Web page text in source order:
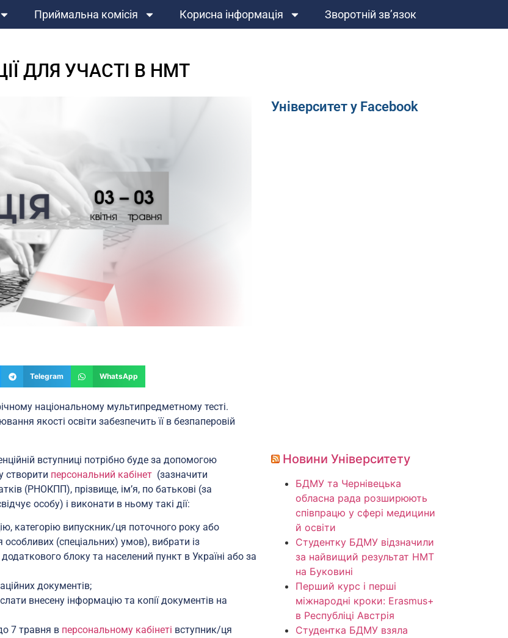
Приймальна комісія Корисна інформація Зворотній зв’язок
ДЛЯ УЧАСТІ В НМТ
Telegram WhatsApp
національному мультипредметному тесті.
якості освіти забезпечить її в безпаперовій
вступниці потрібно буде за допомогою
створити персональний кабінет (зазначити
(РНОКПП), прізвище, ім’я, по батькові (за
особу) і виконати в ньому такі дії:
категорію випускник/ця поточного року або
(спеціальних) умов), вибрати із
блоку та населений пункт в Україні або за
документів;
внесену інформацію та копії документів на
7 травня в персональному кабінеті вступник/ця
Університет у Facebook
Новини Університету
БДМУ та Чернівецька
обласна рада розширюють
співпрацю у сфері медицини
й освіти
Студентку БДМУ відзначили
за найвищий результат НМТ
на Буковині
Перший курс і перші
міжнародні кроки: Erasmus+
в Республіці Австрія
Студентка БДМУ взяла